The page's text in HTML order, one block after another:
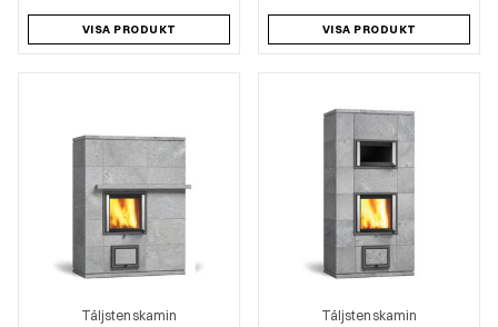
VISA PRODUKT VISA PRODUKT
Täljstenskamin
Täljstenskamin